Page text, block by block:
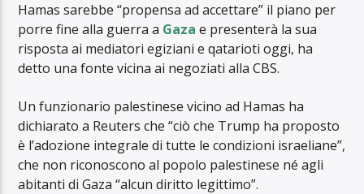
Hamas sarebbe “propensa ad accettare” il piano per
porre fine alla guerra a Gaza e presenterà la sua
risposta ai mediatori egiziani e qatarioti oggi, ha
detto una fonte vicina ai negoziati alla CBS.
Un funzionario palestinese vicino ad Hamas ha
dichiarato a Reuters che “ciò che Trump ha proposto
è l’adozione integrale di tutte le condizioni israeliane”,
che non riconoscono al popolo palestinese né agli
abitanti di Gaza “alcun diritto legittimo”.